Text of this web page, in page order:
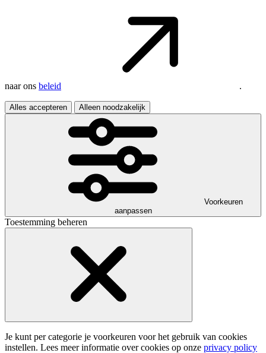
naar ons beleid .
Alles accepteren Alleen noodzakelijk
Voorkeuren
aanpassen
Toestemming beheren
Je kunt per categorie je voorkeuren voor het gebruik van cookies
instellen. Lees meer informatie over cookies op onze privacy policy